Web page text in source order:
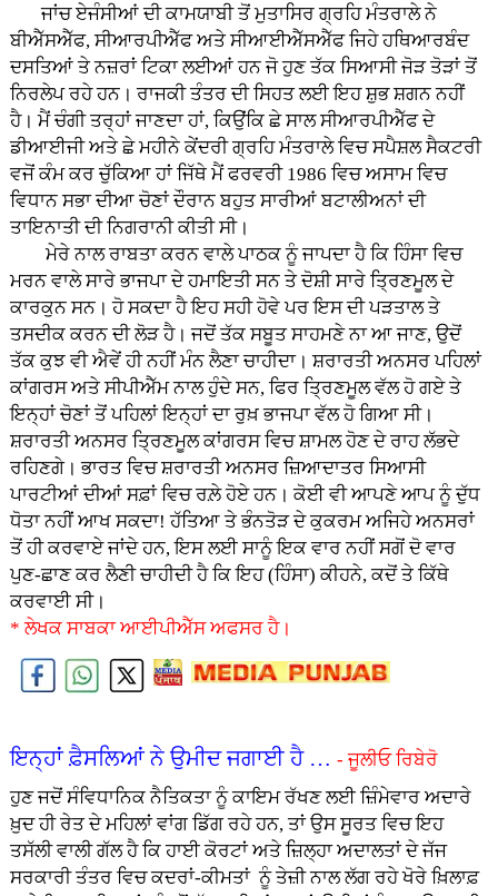
ਜਾਂਚ ਏਜੰਸੀਆਂ ਦੀ ਕਾਮਯਾਬੀ ਤੋਂ ਮੁਤਾਸਿਰ ਗ੍ਰਹਿ ਮੰਤਰਾਲੇ ਨੇ
ਬੀਐੱਸਐੱਫ, ਸੀਆਰਪੀਐੱਫ ਅਤੇ ਸੀਆਈਐੱਸਐੱਫ ਜਿਹੇ ਹਥਿਆਰਬੰਦ
ਦਸਤਿਆਂ ਤੇ ਨਜ਼ਰਾਂ ਟਿਕਾ ਲਈਆਂ ਹਨ ਜੋ ਹੁਣ ਤੱਕ ਸਿਆਸੀ ਜੋੜ ਤੋੜਾਂ ਤੋਂ
ਨਿਰਲੇਪ ਰਹੇ ਹਨ। ਰਾਜਕੀ ਤੰਤਰ ਦੀ ਸਿਹਤ ਲਈ ਇਹ ਸ਼ੁਭ ਸ਼ਗਨ ਨਹੀਂ
ਹੈ। ਮੈਂ ਚੰਗੀ ਤਰ੍ਹਾਂ ਜਾਣਦਾ ਹਾਂ, ਕਿਉਂਕਿ ਛੇ ਸਾਲ ਸੀਆਰਪੀਐੱਫ ਦੇ
ਡੀਆਈਜੀ ਅਤੇ ਛੇ ਮਹੀਨੇ ਕੇਂਦਰੀ ਗ੍ਰਹਿ ਮੰਤਰਾਲੇ ਵਿਚ ਸਪੈਸ਼ਲ ਸੈਕਟਰੀ
ਵਜੋਂ ਕੰਮ ਕਰ ਚੁੱਕਿਆ ਹਾਂ ਜਿੱਥੇ ਮੈਂ ਫਰਵਰੀ 1986 ਵਿਚ ਅਸਾਮ ਵਿਚ
ਵਿਧਾਨ ਸਭਾ ਦੀਆ ਚੋਣਾਂ ਦੌਰਾਨ ਬਹੁਤ ਸਾਰੀਆਂ ਬਟਾਲੀਅਨਾਂ ਦੀ
ਤਾਇਨਾਤੀ ਦੀ ਨਿਗਰਾਨੀ ਕੀਤੀ ਸੀ।
ਮੇਰੇ ਨਾਲ ਰਾਬਤਾ ਕਰਨ ਵਾਲੇ ਪਾਠਕ ਨੂੰ ਜਾਪਦਾ ਹੈ ਕਿ ਹਿੰਸਾ ਵਿਚ
ਮਰਨ ਵਾਲੇ ਸਾਰੇ ਭਾਜਪਾ ਦੇ ਹਮਾਇਤੀ ਸਨ ਤੇ ਦੋਸ਼ੀ ਸਾਰੇ ਤ੍ਰਿਣਮੂਲ ਦੇ
ਕਾਰਕੁਨ ਸਨ। ਹੋ ਸਕਦਾ ਹੈ ਇਹ ਸਹੀ ਹੋਵੇ ਪਰ ਇਸ ਦੀ ਪੜਤਾਲ ਤੇ
ਤਸਦੀਕ ਕਰਨ ਦੀ ਲੋੜ ਹੈ। ਜਦੋਂ ਤੱਕ ਸਬੂਤ ਸਾਹਮਣੇ ਨਾ ਆ ਜਾਣ, ਉਦੋਂ
ਤੱਕ ਕੁਝ ਵੀ ਐਵੇਂ ਹੀ ਨਹੀਂ ਮੰਨ ਲੈਣਾ ਚਾਹੀਦਾ। ਸ਼ਰਾਰਤੀ ਅਨਸਰ ਪਹਿਲਾਂ
ਕਾਂਗਰਸ ਅਤੇ ਸੀਪੀਐੱਮ ਨਾਲ ਹੁੰਦੇ ਸਨ, ਫਿਰ ਤ੍ਰਿਣਮੂਲ ਵੱਲ ਹੋ ਗਏ ਤੇ
ਇਨ੍ਹਾਂ ਚੋਣਾਂ ਤੋਂ ਪਹਿਲਾਂ ਇਨ੍ਹਾਂ ਦਾ ਰੁਖ਼ ਭਾਜਪਾ ਵੱਲ ਹੋ ਗਿਆ ਸੀ।
ਸ਼ਰਾਰਤੀ ਅਨਸਰ ਤ੍ਰਿਣਮੂਲ ਕਾਂਗਰਸ ਵਿਚ ਸ਼ਾਮਲ ਹੋਣ ਦੇ ਰਾਹ ਲੱਭਦੇ
ਰਹਿਣਗੇ। ਭਾਰਤ ਵਿਚ ਸ਼ਰਾਰਤੀ ਅਨਸਰ ਜ਼ਿਆਦਾਤਰ ਸਿਆਸੀ
ਪਾਰਟੀਆਂ ਦੀਆਂ ਸਫ਼ਾਂ ਵਿਚ ਰਲ਼ੇ ਹੋਏ ਹਨ। ਕੋਈ ਵੀ ਆਪਣੇ ਆਪ ਨੂੰ ਦੁੱਧ
ਧੋਤਾ ਨਹੀਂ ਆਖ ਸਕਦਾ! ਹੱਤਿਆ ਤੇ ਭੰਨਤੋੜ ਦੇ ਕੁਕਰਮ ਅਜਿਹੇ ਅਨਸਰਾਂ
ਤੋਂ ਹੀ ਕਰਵਾਏ ਜਾਂਦੇ ਹਨ, ਇਸ ਲਈ ਸਾਨੂੰ ਇਕ ਵਾਰ ਨਹੀਂ ਸਗੋਂ ਦੋ ਵਾਰ
ਪੁਣ-ਛਾਣ ਕਰ ਲੈਣੀ ਚਾਹੀਦੀ ਹੈ ਕਿ ਇਹ (ਹਿੰਸਾ) ਕੀਹਨੇ, ਕਦੋਂ ਤੇ ਕਿੱਥੇ
ਕਰਵਾਈ ਸੀ।
* ਲੇਖਕ ਸਾਬਕਾ ਆਈਪੀਐੱਸ ਅਫਸਰ ਹੈ।
ਇਨ੍ਹਾਂ ਫ਼ੈਸਲਿਆਂ ਨੇ ਉਮੀਦ ਜਗਾਈ ਹੈ … - ਜੂਲੀਓ ਰਿਬੇਰੋ
ਹੁਣ ਜਦੋਂ ਸੰਵਿਧਾਨਿਕ ਨੈਤਿਕਤਾ ਨੂੰ ਕਾਇਮ ਰੱਖਣ ਲਈ ਜ਼ਿੰਮੇਵਾਰ ਅਦਾਰੇ
ਖ਼ੁਦ ਹੀ ਰੇਤ ਦੇ ਮਹਿਲਾਂ ਵਾਂਗ ਡਿੱਗ ਰਹੇ ਹਨ, ਤਾਂ ਉਸ ਸੂਰਤ ਵਿਚ ਇਹ
ਤਸੱਲੀ ਵਾਲੀ ਗੱਲ ਹੈ ਕਿ ਹਾਈ ਕੋਰਟਾਂ ਅਤੇ ਜ਼ਿਲ੍ਹਾ ਅਦਾਲਤਾਂ ਦੇ ਜੱਜ
ਸਰਕਾਰੀ ਤੰਤਰ ਵਿਚ ਕਦਰਾਂ-ਕੀਮਤਾਂ ਨੂੰ ਤੇਜ਼ੀ ਨਾਲ ਲੱਗ ਰਹੇ ਖੋਰੇ ਖ਼ਿਲਾਫ਼